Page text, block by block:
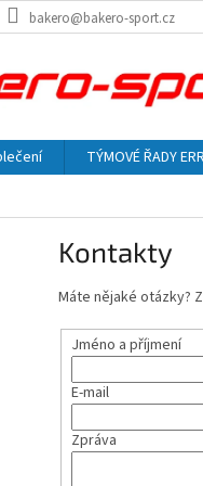
bakero@bakero-sport.cz
TÝMOVÉ ŘADY
Kontakty
Máte nějaké otázky?
Jméno a příjmení
E-mail
Zpráva